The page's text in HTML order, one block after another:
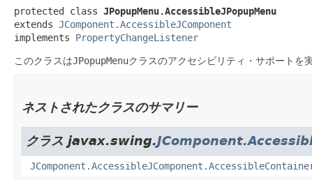
protected class JPopupMenu.AccessibleJPopupMenu
extends JComponent.AccessibleJComponent
implements PropertyChangeListener
このクラスはJPopupMenuクラスのアクセシビリティ・サポートを
ネストされたクラスのサマリー
クラス javax.swing.